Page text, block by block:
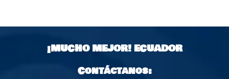
5
t
¡MUCHO MEJOR!ECUADOR
Contáctanos: